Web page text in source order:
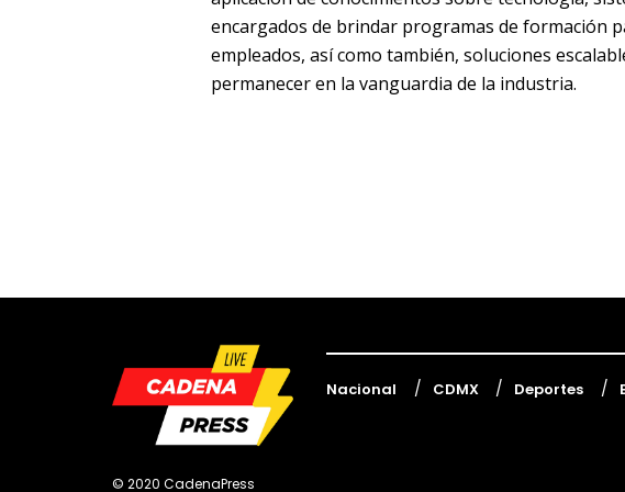
encargados de brindar programas de formación
empleados, así como también, soluciones
permanecer en la vanguardia de la industria.
© 2020 CadenaPress
Nacional CDMX Deportes